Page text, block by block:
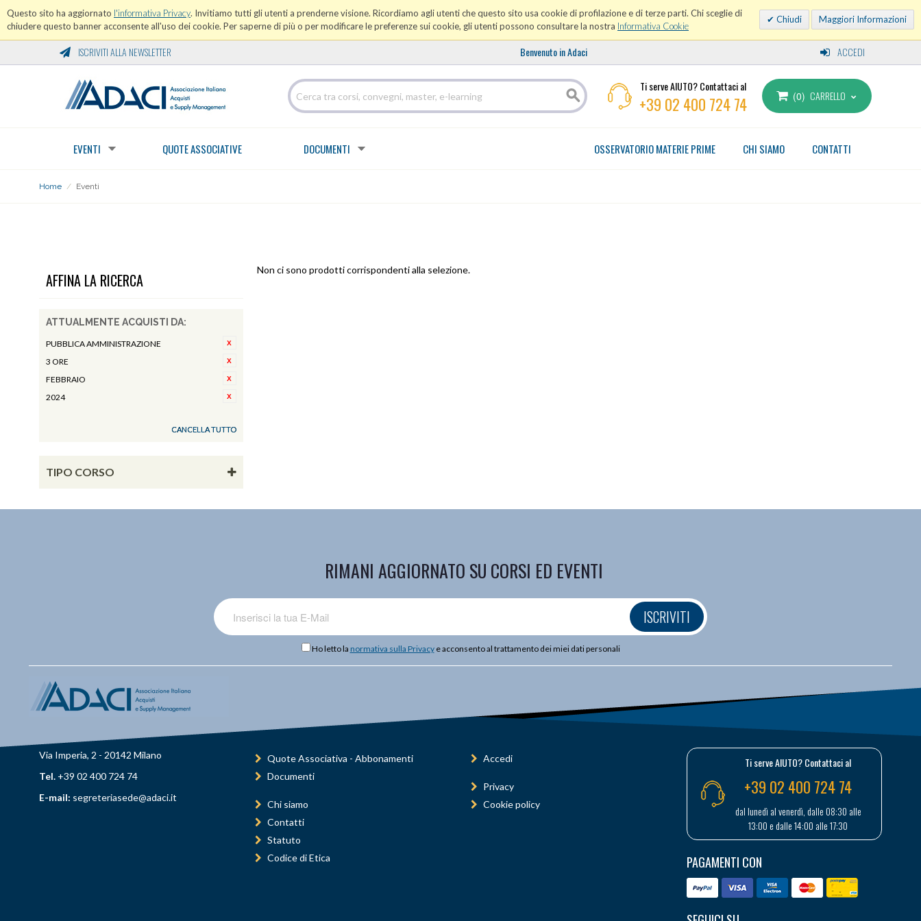
Questo sito ha aggiornato l'informativa Privacy. Invitiamo tutti gli utenti a prenderne visione. Ricordiamo agli utenti che questo sito usa cookie di profilazione e di terze parti. Chi sceglie di
chiudere questo banner acconsente all'uso dei cookie. Per saperne di più o per modificare le preferenze sui cookie, gli utenti possono consultare la nostra Informativa Cookie
Chiudi Maggiori Informazioni
ISCRIVITI ALLA NEWSLETTER Benvenuto in Adaci ACCEDI
Ti serve AIUTO? Contattaci al
+39 02 400 724 74 0 CARRELLO
EVENTI QUOTE ASSOCIATIVE DOCUMENTI CONTATTI
CHI SIAMO
OSSERVATORIO MATERIE PRIME
Home / Eventi
AFFINA LA RICERCA
ATTUALMENTE ACQUISTI DA:
PUBBLICA AMMINISTRAZIONE
3 ORE
FEBBRAIO
2024
CANCELLA TUTTO
TIPO CORSO
Non ci sono prodotti corrispondenti alla selezione.
RIMANI AGGIORNATO SU CORSI ED EVENTI
ISCRIVITI
Ho letto la normativa sulla Privacye acconsento al trattamento dei miei dati personali
Via Imperia, 2 - 20142 Milano
Tel. +39 02 400 724 74
E-mail: segreteriasede@adaci.it
Quote Associativa - Abbonamenti
Documenti
Chi siamo
Contatti
Statuto
Codice di Etica
Accedi
Privacy
Cookie policy
Ti serve AIUTO? Contattaci al
+39 02 400 724 74
dal lunedì al venerdì, dalle 08:30 alle
13:00 e dalle 14:00 alle 17:30
PAGAMENTI CON